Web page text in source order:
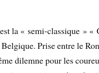
la « semi-classique »
Prise entre le
dilemne pour les